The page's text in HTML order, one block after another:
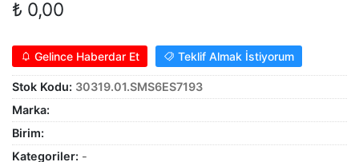
KABLO
SARF MALZEME
PANOLAR
Alt
ASPİRATÖRLER
₺ 0,00
Gelince Haberdar Et Teklif Almak İstiyorum
Stok Kodu: 30319.01.SMS6ES7193
Marka:
Birim:
Kategoriler: -